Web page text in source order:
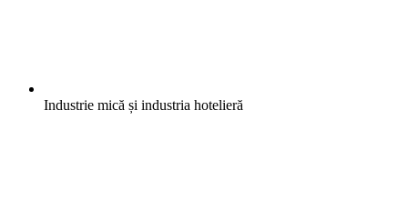
Industrie mică și industria hotelieră